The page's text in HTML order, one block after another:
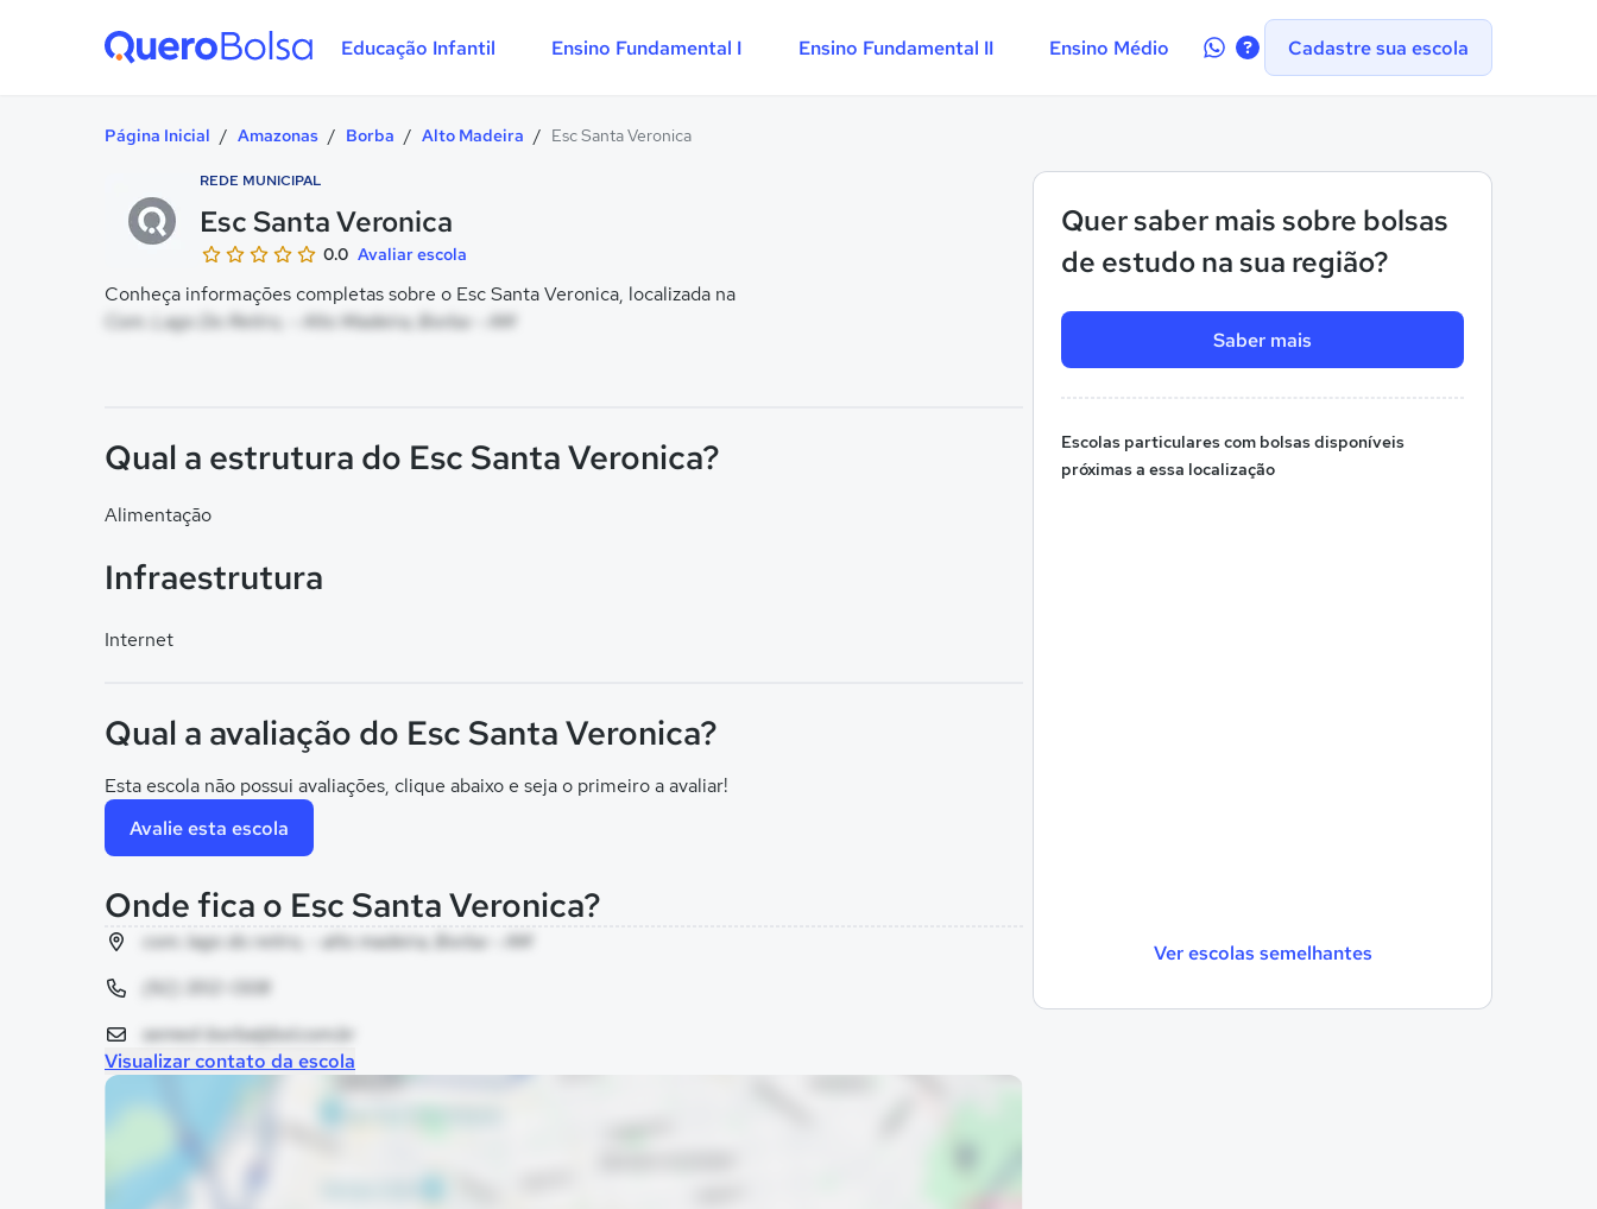
Educação Infantil Ensino Fundamental I Ensino Fundamental II Ensino Médio
Contate-Cadastre sua escola
Página Inicial / Amazonas / Borba / Alto Madeira / Esc Santa Veronica
REDE MUNICIPAL
Esc Santa Veronica
0.0 Avaliar escola
Conheça informações completas sobre o Esc Santa Veronica, localizada na
Com. Lago Do Retiro, - Alto Madeira, Borba - AM
Quer saber mais sobre bolsas
de estudo na sua região?
Saber mais
Escolas particulares com bolsas disponíveis
próximas a essa localização
Ver escolas semelhantes
Qual a estrutura do Esc Santa Veronica?
Alimentação
Infraestrutura
Internet
Qual a avaliação do Esc Santa Veronica?
Esta escola não possui avaliações, clique abaixo e seja o primeiro a avaliar!
Avalie esta escola
Onde fica o Esc Santa Veronica?
com. lago do retiro, - alto madeira, Borba - AM
(92) 3512-1308
semed-borba@bol.com.br
Visualizar contato da escola